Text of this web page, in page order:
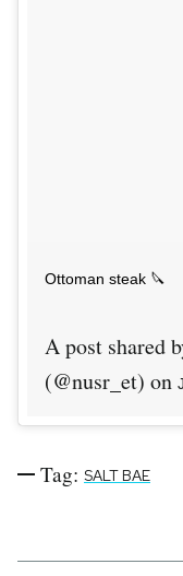
Ottoman steak 🔪
A post shared
(@nusr_et) on
Tag: SALT BAE